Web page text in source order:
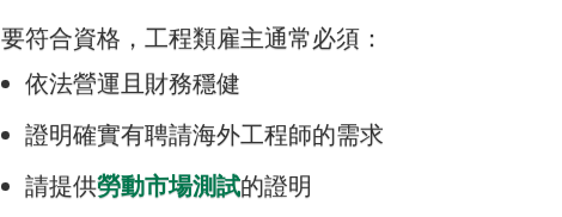
要符合資格，工程類雇主通常必須：
依法營運且財務穩健
證明確實有聘請海外工程師的需求
請提供勞動市場測試的證明